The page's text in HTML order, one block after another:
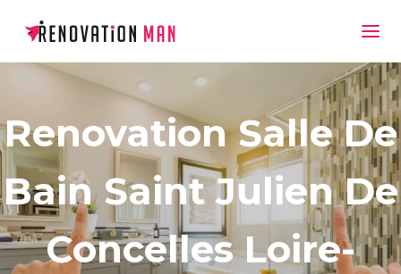
Renovation Salle De
Bain Saint Julien De
Concelles Loire-